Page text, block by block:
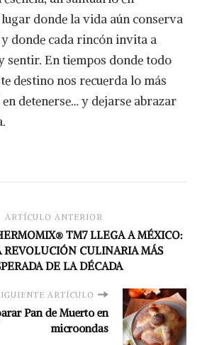
donde la vida aún conserva
donde cada rincón invita a
sentir. En tiempos donde todo
destino nos recuerda lo más
detenerse… y dejarse abrazar
ARTÍCULO ANTERIOR
TM7 LLEGA A MÉXICO:
REVOLUCIÓN CULINARIA MÁS
DE LA DÉCADA
ARTÍCULO
Pan de Muerto en
microondas